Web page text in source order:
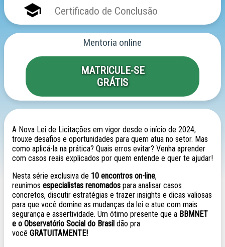
A Nova Lei de Licitações em vigor desde o início de 2024,
trouxe desafios e oportunidades para quem atua no setor. Mas
como aplicá-la na prática? Quais erros evitar? Venha aprender
com casos reais explicados por quem entende e quer te ajudar!
Nesta série exclusiva de 10 encontros on-line,
reunimos especialistas renomados para analisar casos
concretos, discutir estratégias e trazer insights e dicas valiosas
para que você domine as mudanças da lei e atue com mais
segurança e assertividade. Um ótimo presente que a BBMNET
e o Observatório Social do Brasil dão pra
você GRATUITAMENTE!
school Certificado de Conclusão
Mentoria online
MATRICULE-SE
GRÁTIS